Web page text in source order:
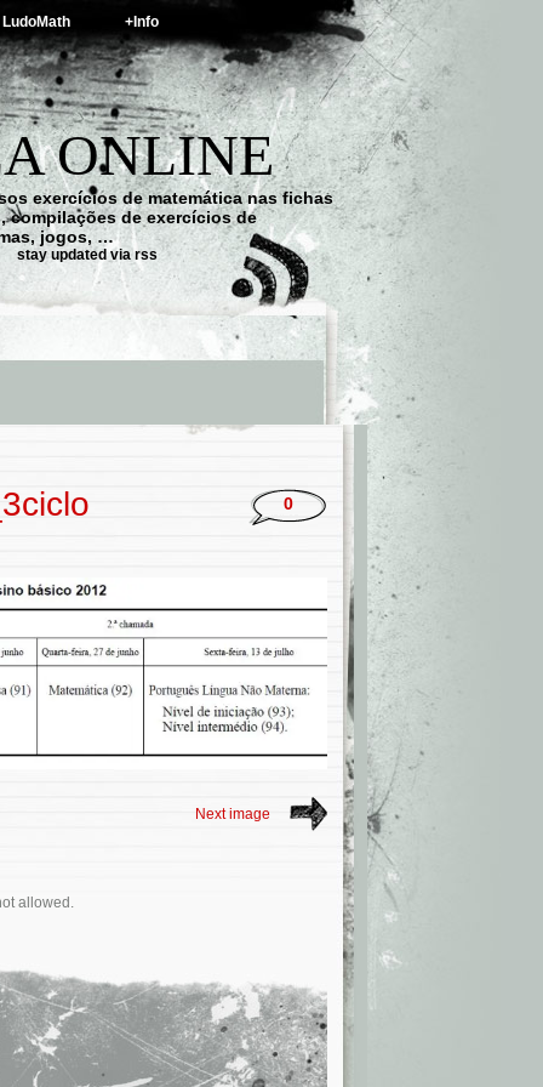
LudoMath +Info
ONLINE
exercícios de matemática nas fichas
compilações de exercícios de
jogos, …
stay updated via rss
0
Next image
allowed.